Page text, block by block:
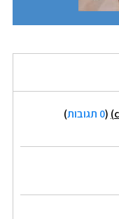
(0 תגובות
)